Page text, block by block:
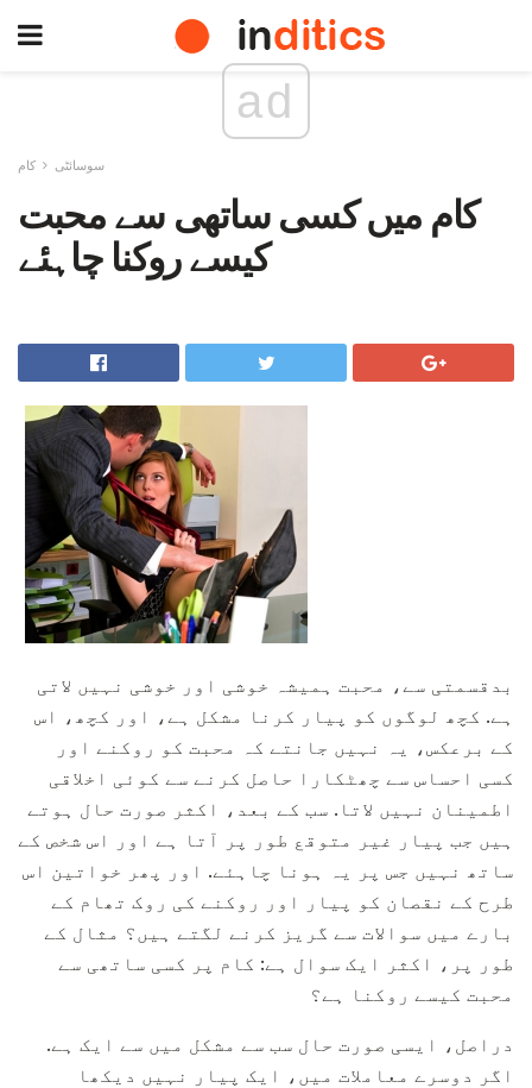
ad
سوسائٹی کام
کام میں کسی ساتھی سے محبت
کیسے روکنا چاہئے
بدقسمتی سے، محبت ہمیشہ خوشی اور خوشی نہیں لاتی
ہے. کچھ لوگوں کو پیار کرنا مشکل ہے، اور کچھ، اس
کے برعکس، یہ نہیں جانتے کہ محبت کو روکنے اور
کسی احساس سے چھٹکارا حاصل کرنے سے کوئی اخلاقی
اطمینان نہیں لاتا. سب کے بعد، اکثر صورت حال ہوتے
ہیں جب پیار غیر متوقع طور پر آتا ہے اور اس شخص کے
ساتھ نہیں جس پر یہ ہونا چاہئے. اور پھر خواتین اس
طرح کے نقصان کو پیار اور روکنے کی روک تھام کے
بارے میں سوالات سے گریز کرنے لگتے ہیں؟ مثال کے
طور پر، اکثر ایک سوال ہے: کام پر کسی ساتھی سے
محبت کیسے روکنا ہے؟
دراصل، ایسی صورت حال سب سے مشکل میں سے ایک ہے.
اگر دوسرے معاملات میں، ایک پیار نہیں دیکھا